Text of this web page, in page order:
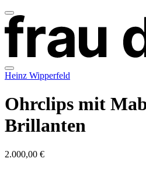
Heinz Wipperfeld
Ohrclips mit
Brillanten
2.000,00 €